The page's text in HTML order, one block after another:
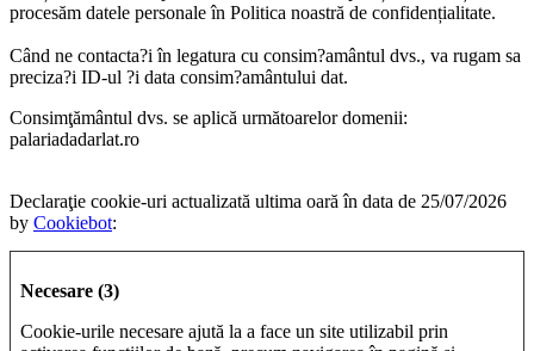
procesăm datele personale în Politica noastră de confidențialitate.
Când ne contacta?i în legatura cu consim?amântul dvs., va rugam sa
preciza?i ID-ul ?i data consim?amântului dat.
Consimţământul dvs. se aplică următoarelor domenii:
palariadadarlat.ro
Declaraţie cookie-uri actualizată ultima oară în data de 25/07/2026
by Cookiebot:
Necesare (3)
Cookie-urile necesare ajută la a face un site utilizabil prin